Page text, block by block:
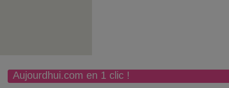
Aujourdhui.com en 1 clic !